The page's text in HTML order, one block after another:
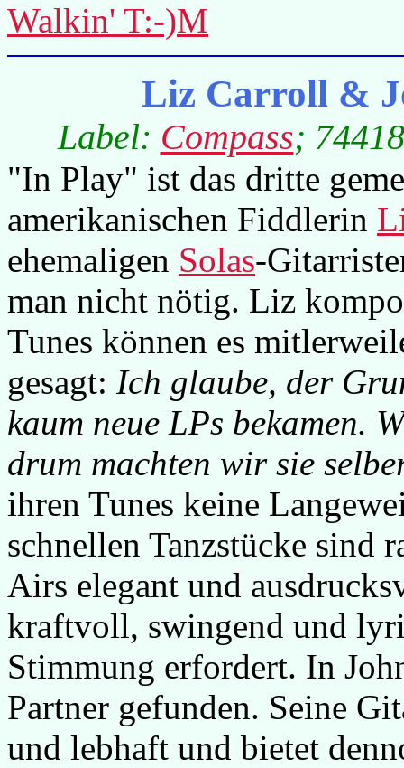
Walkin' T:-)M
Liz Carroll &
Label: Compass;
"In Play" ist das dritte
amerikanischen Fiddlerin
ehemaligen Solas-
man nicht nötig. Liz
Tunes können es
gesagt: Ich glaube, der
kaum neue LPs bekamen.
drum machten wir sie
ihren Tunes keine
schnellen Tanzstücke sind
Airs elegant und
kraftvoll, swingend und
Stimmung erfordert. In
Partner gefunden. Seine
und lebhaft und bietet